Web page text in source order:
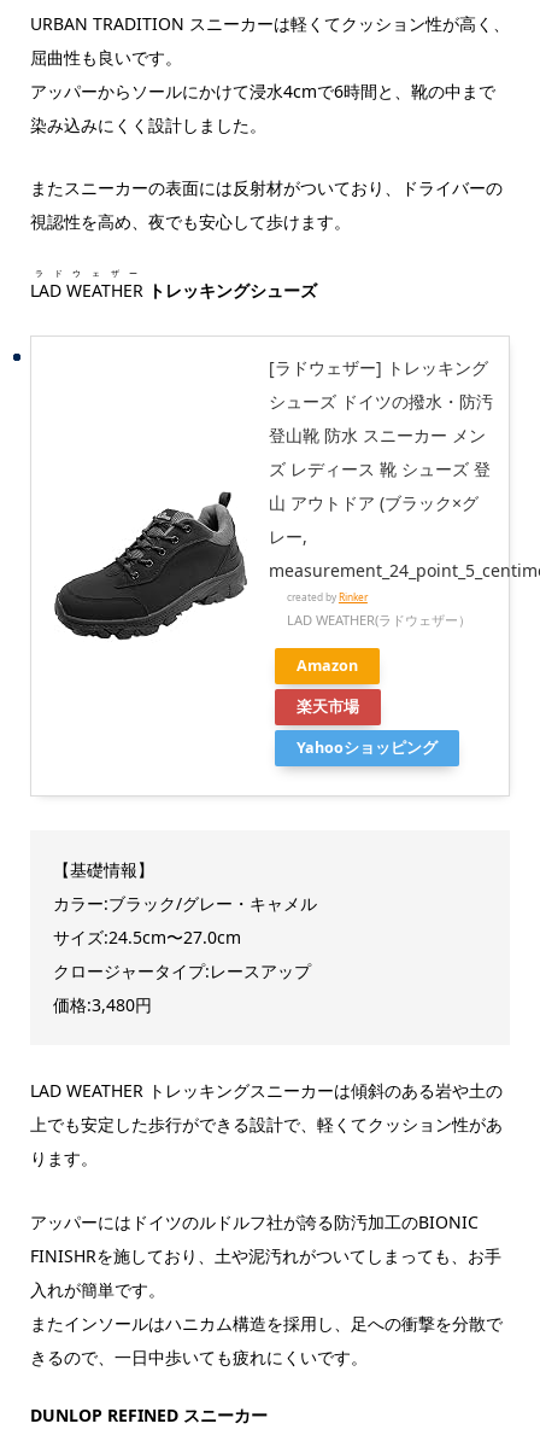
URBAN TRADITION スニーカーは軽くてクッション性が高く、
屈曲性も良いです。
アッパーからソールにかけて浸水4cmで6時間と、靴の中まで
染み込みにくく設計しました。
またスニーカーの表面には反射材がついており、ドライバーの
視認性を高め、夜でも安心して歩けます。
LAD WEATHER
ラドウェザー
トレッキングシューズ
[ラドウェザー] トレッキング
シューズ ドイツの撥水・防汚
登山靴 防水 スニーカー メン
ズ レディース 靴 シューズ 登
山 アウトドア (ブラック×グ
レー,
created byRinker
LAD WEATHER(ラドウェザー）
Amazon
楽天市場
Yahooショッピング
【基礎情報】
カラー:ブラック/グレー・キャメル
サイズ:24.5cm〜27.0cm
クロージャータイプ:レースアップ
価格:3,480円
LAD WEATHER トレッキングスニーカーは傾斜のある岩や土の
上でも安定した歩行ができる設計で、軽くてクッション性があ
ります。
アッパーにはドイツのルドルフ社が誇る防汚加工のBIONIC
FINISHRを施しており、土や泥汚れがついてしまっても、お手
入れが簡単です。
またインソールはハニカム構造を採用し、足への衝撃を分散で
きるので、一日中歩いても疲れにくいです。
DUNLOP REFINED スニーカー